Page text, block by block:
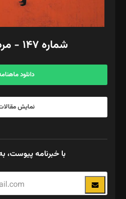
مد‌یر توسعه تجاری: کامبیز برید‌
امور مالی: شاپور رهبری، محمد‌ کاظمی‌نیا
آگهی و مشترکین: ۰۹۱۹۹۹۹۰۴۵۴
شماره ۱۴۷ - مرداد ۱۴۰۵
دانلود
نمایش
با خبرنامه پیوست،